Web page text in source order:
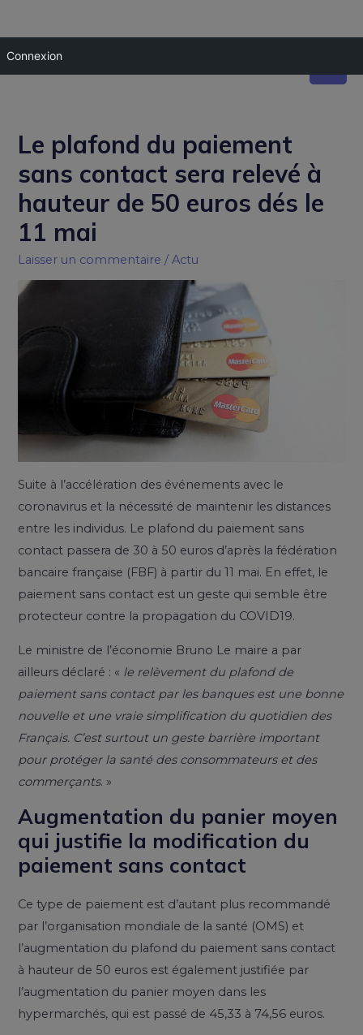
Connexion
Le plafond du paiement
sans contact sera relevé à
hauteur de 50 euros dés le
11 mai
Laisser un commentaire /Actu
Suite à l’accélération des événements avec le
coronavirus et la nécessité de maintenir les distances
entre les individus. Le plafond du paiement sans
contact passera de 30 à 50 euros d’après la fédération
bancaire française (FBF) à partir du 11 mai. En effet, le
paiement sans contact est un geste qui semble être
protecteur contre la propagation du COVID19.
Le ministre de l’économie Bruno Le maire a par
ailleurs déclaré : « le relèvement du plafond de
paiement sans contact par les banques est une bonne
nouvelle et une vraie simplification du quotidien des
Français. C’est surtout un geste barrière important
pour protéger la santé des consommateurs et des
commerçants. »
Augmentation du panier moyen
qui justifie la modification du
paiement sans contact
Ce type de paiement est d’autant plus recommandé
par l’organisation mondiale de la santé (OMS) et
l’augmentation du plafond du paiement sans contact
à hauteur de 50 euros est également justifiée par
l’augmentation du panier moyen dans les
hypermarchés, qui est passé de 45,33 à 74,56 euros.